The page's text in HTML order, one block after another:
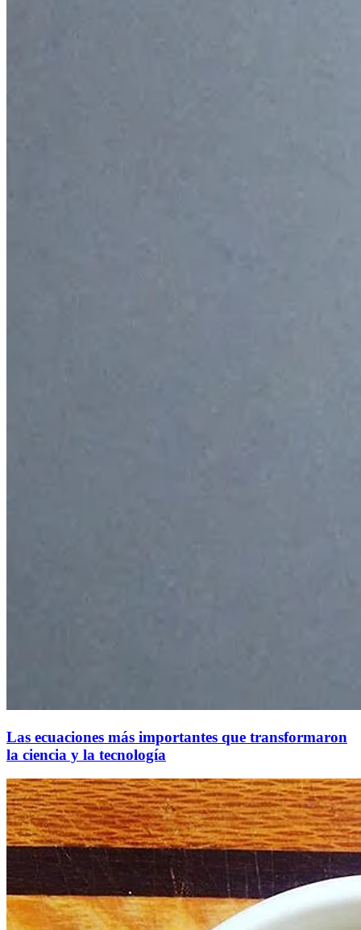
Las ecuaciones más importantes que transformaron
la ciencia y la tecnología